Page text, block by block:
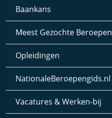
Baankans
Meest Gezochte Beroepen
Opleidingen
NationaleBeroepengids.nl
Vacatures & Werken-bij